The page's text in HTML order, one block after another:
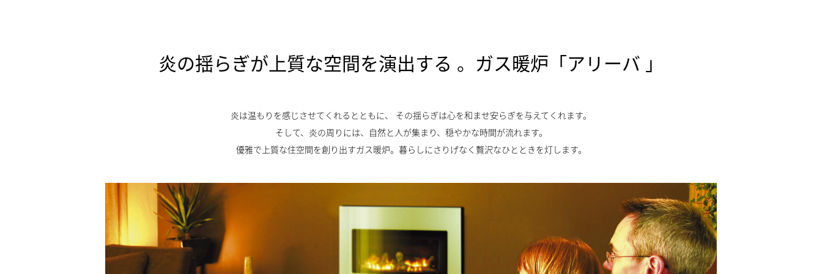
炎の揺らぎが上質な空間を演出する 。ガス暖炉「アリーバ 」
炎は温もりを感じさせてくれるとともに、 その揺らぎは心を和ませ安らぎを与えてくれます。
そして、炎の周りには、自然と人が集まり、穏やかな時間が流れます。
優雅で上質な住空間を創り出すガス暖炉。暮らしにさりげなく贅沢なひとときを灯します。